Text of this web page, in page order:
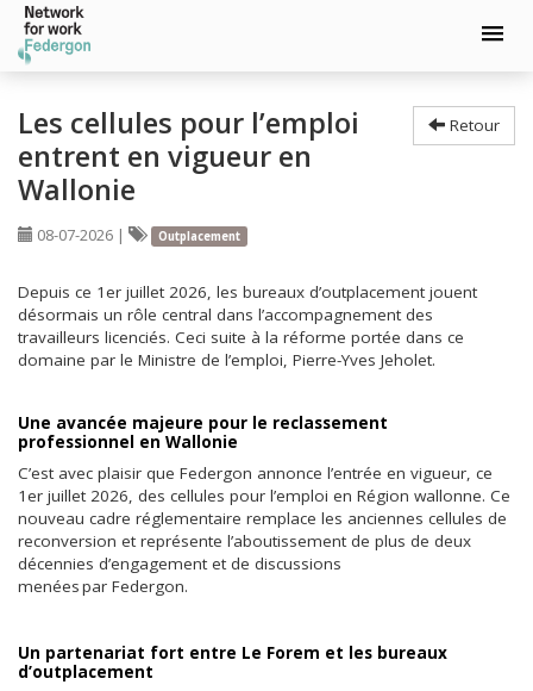
contenu
principal
Retour
Les cellules pour l’emploi
entrent en vigueur en
Wallonie
08-07-2026 | Outplacement
Depuis ce 1er juillet 2026, les bureaux d’outplacement jouent
désormais un rôle central dans l’accompagnement des
travailleurs licenciés. Ceci suite à la réforme portée dans ce
domaine par le Ministre de l’emploi, Pierre-Yves Jeholet.
Une avancée majeure pour le reclassement
professionnel en Wallonie
C’est avec plaisir que Federgon annonce l’entrée en vigueur, ce
1er juillet 2026, des cellules pour l’emploi en Région wallonne. Ce
nouveau cadre réglementaire remplace les anciennes cellules de
reconversion et représente l’aboutissement de plus de deux
décennies d’engagement et de discussions
menées par Federgon.
Un partenariat fort entre Le Forem et les bureaux
d’outplacement